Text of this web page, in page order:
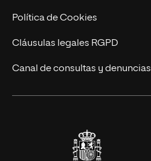
Cursos Universitarios
Actualidad
UNIR Revista
Eventos
Política de Cookies
Cláusulas legales RGPD
Canal de consultas y denuncias